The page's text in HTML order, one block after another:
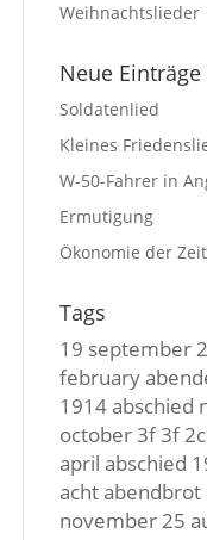
Weihnachtslieder
Neue Einträge
Soldatenlied
Kleines
W-50-Fahrer in
Ermutigung
Ökonomie der Zeit
Tags
19 september
february
1914abschied
october3f 3f
april abschied
achtabendbrot
november25